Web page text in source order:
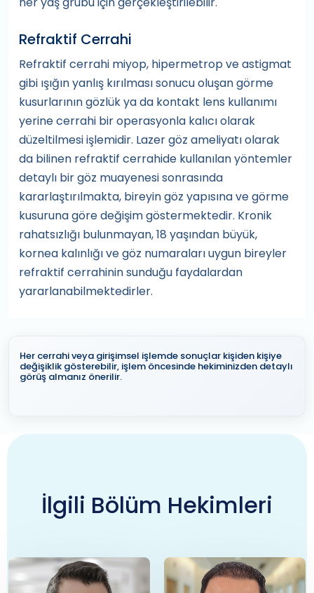
Refraktif Cerrahi
Refraktif cerrahi miyop, hipermetrop ve astigmat
gibi ışığın yanlış kırılması sonucu oluşan görme
kusurlarının gözlük ya da kontakt lens kullanımı
yerine cerrahi bir operasyonla kalıcı olarak
düzeltilmesi işlemidir. Lazer göz ameliyatı olarak
da bilinen refraktif cerrahide kullanılan yöntemler
detaylı bir göz muayenesi sonrasında
kararlaştırılmakta, bireyin göz yapısına ve görme
kusuruna göre değişim göstermektedir. Kronik
rahatsızlığı bulunmayan, 18 yaşından büyük,
kornea kalınlığı ve göz numaraları uygun bireyler
refraktif cerrahinin sunduğu faydalardan
yararlanabilmektedirler.
Her cerrahi veya girişimsel işlemde sonuçlar kişiden kişiye
değişiklik gösterebilir, işlem öncesinde hekiminizden detaylı
görüş almanız önerilir.
İlgili Bölüm Hekimleri